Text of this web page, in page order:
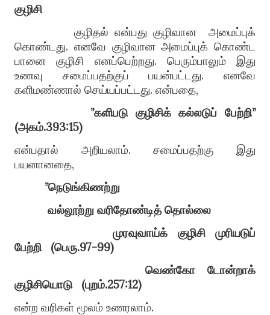
குழிசி
குழிதல் என்பது குழிவான
அமைப்புக்
கொண்டது. எனவே குழிவான அமைப்புக் கொண்ட
பானை குழிசி எனப்பெற்றது. பெரும்பாலும் இது
உணவு சமைப்பதற்குப் பயன்பட்டது.எனவே
களிமண்ணால் செய்யப்பட்டது. என்பதை,
”களிபடு குழிசிக் கல்லடுப் பேற்றி”
(அகம்.393:15)
என்பதால் அறியலாம்.சமைப்பதற்கு இது
பயனானதை,
”நெடுங்கிணற்று
வல்லூற்று வரிதோண்டித் தொல்லை
முரவுவாய்க் குழிசி முரியடுப்
பேற்றி
(பெரு.97-99)
வெண்கோ டோன்றாக்
குழிசியொடு
(புறம்.257:12)
என்ற வரிகள் மூலம் உணரலாம்.